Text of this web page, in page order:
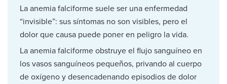
La anemia falciforme suele ser una enfermedad
“invisible”: sus síntomas no son visibles, pero el
dolor que causa puede poner en peligro la vida.
La anemia falciforme obstruye el flujo sanguíneo en
los vasos sanguíneos pequeños, privando al cuerpo
de oxígeno y desencadenando episodios de dolor